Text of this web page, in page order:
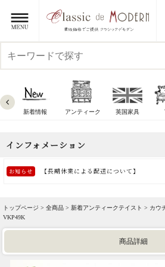
新着情報 アンティーク 英国家具
トップページ > 全商品 > 新着アンティークテイスト > カウ
VKP49K
商品詳細